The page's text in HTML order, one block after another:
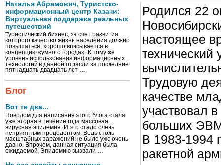
Наталья Абрамович, Туристско-
информационный центр Казани:
Виртуальная поддержка реальных
путешествий
Туристический бизнес, за счет развития
которого качество жизни населения должно
повышаться, хорошо вписывается в
концепцию «умного города». К тому же
уровень использования информационных
технологий в данной отрасли за последние
пятнадцать-двадцать лет …
Блог
Вот те два...
Поводом для написания этого блога стала
уже вторая в течение года массовая
вирусная эпидемия. И это стало очень
неприятным прецедентом. Ведь столь
масштабных заражений не было уже очень
давно. Впрочем, данная ситуация была
ожидаемой. Эпидемию вызвали …
Родился 22
настоящее
технический
Трудовую
качестве
участвовал
больших
В 1983-1994
ракетной